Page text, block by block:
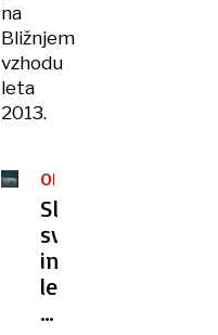
na
Bližnjem
vzhodu
leta
2013.
OBJAVA
Slepeča
svetloba
in
lebdeče
kovine: